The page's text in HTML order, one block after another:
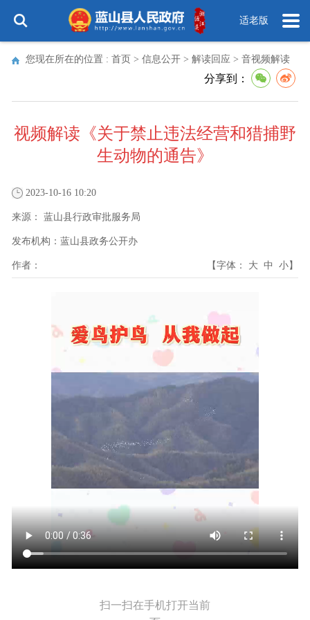
适老版
您现在所在的位置 : 首页 > 信息公开 > 解读回应 > 音视频解读
分享到：
视频解读《关于禁止违法经营和猎捕野
生动物的通告》
2023-10-16 10:20
来源： 蓝山县行政审批服务局
发布机构： 蓝山县政务公开办
作者： 【字体： 大 中 小】
扫一扫在手机打开当前